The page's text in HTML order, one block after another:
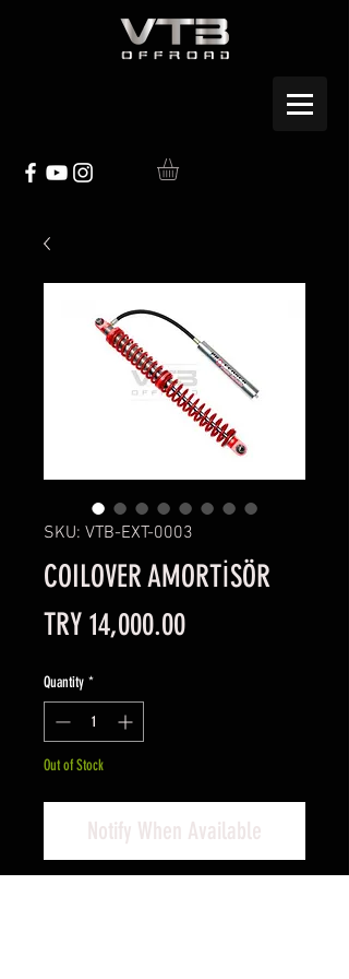
SKU: VTB-EXT-0003
COILOVER AMORTİSÖR
TRY 14,000.00Price
Quantity *
Out of Stock
Notify When Available